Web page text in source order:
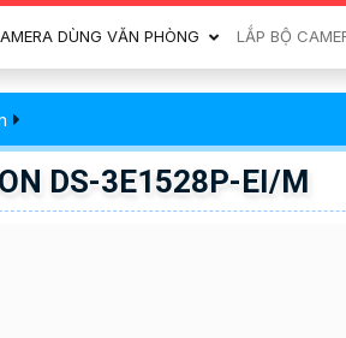
DÙNG VĂN PHÒNG LẮP BỘ
DS-3E1528P-EI/M